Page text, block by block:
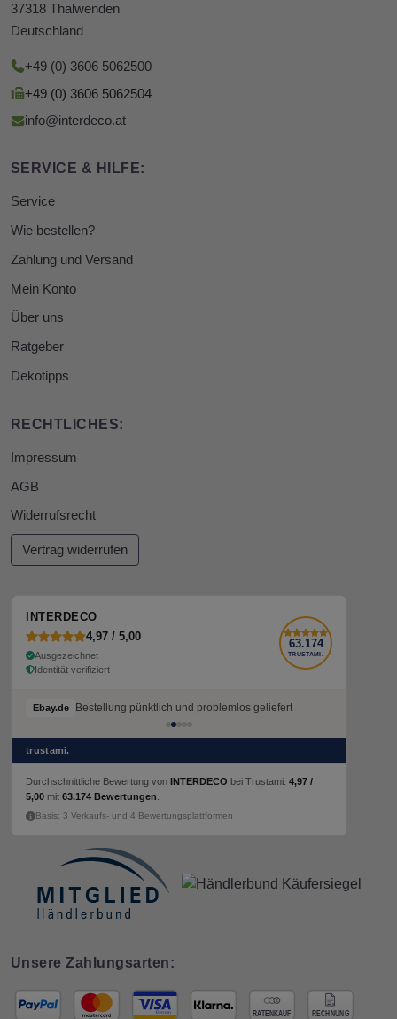
37318 Thalwenden
Deutschland
+49 (0) 3606 5062500
+49 (0) 3606 5062504
info@interdeco.at
SERVICE & HILFE:
Service
Wie bestellen?
Zahlung und Versand
Mein Konto
Über uns
Ratgeber
Dekotipps
RECHTLICHES:
Impressum
AGB
Widerrufsrecht
Vertrag widerrufen
INTERDECO
4,97 / 5,00
Ausgezeichnet
Identität verifiziert
63.174
TRUSTAMI.
Ebay.de Bestellung pünktlich und problemlos geliefert
trustami.
Durchschnittliche Bewertung von INTERDECO bei Trustami: 4,97 /
5,00 mit 63.174 Bewertungen
Basis: 3 Verkaufs- und 4 Bewertungsplattformen
Unsere Zahlungsarten: